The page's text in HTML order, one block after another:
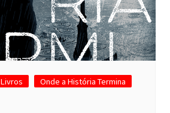
Livros
Onde a História Termina